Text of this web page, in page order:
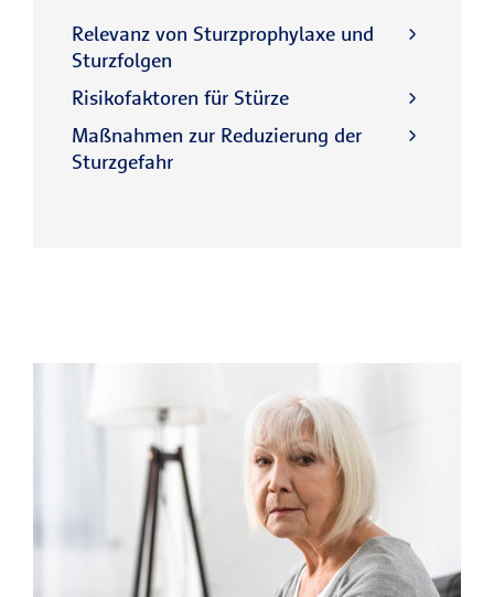
Relevanz von Sturzprophylaxe und
Sturzfolgen
Risikofaktoren für Stürze
Maßnahmen zur Reduzierung der
Sturzgefahr